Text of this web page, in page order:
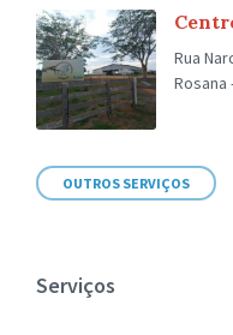
Rua
Rosana
OUTROS SERVIÇOS
Serviços